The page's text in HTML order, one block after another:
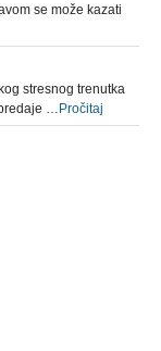
se može kazati
stresnog trenutka
… Pročitaj